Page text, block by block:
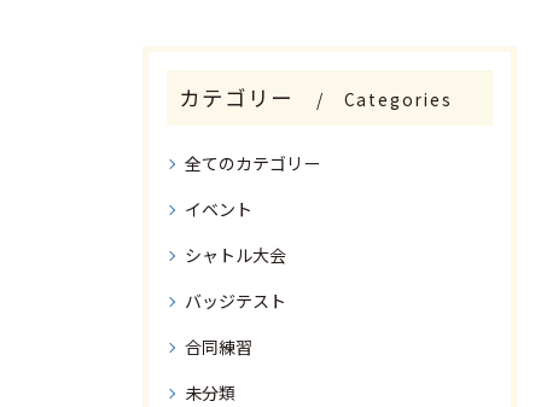
カテゴリー Categories
全てのカテゴリー
イベント
シャトル大会
バッジテスト
合同練習
未分類